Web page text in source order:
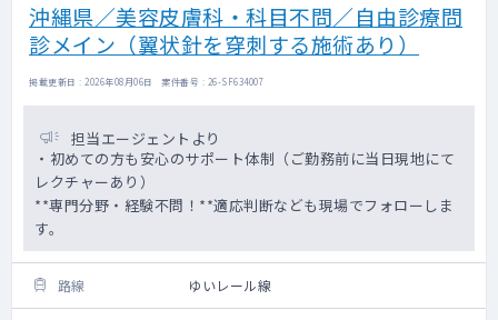
沖縄県／美容皮膚科・科目不問／自由診療問
診メイン（翼状針を穿刺する施術あり）
掲載更新日 : 2026年08月06日 案件番号 : 26-SF634007
担当エージェントより
・初めての方も安心のサポート体制（ご勤務前に当日現地にて
レクチャーあり）
**専門分野・経験不問！**適応判断なども現場でフォローしま
す。
路線 ゆいレール線